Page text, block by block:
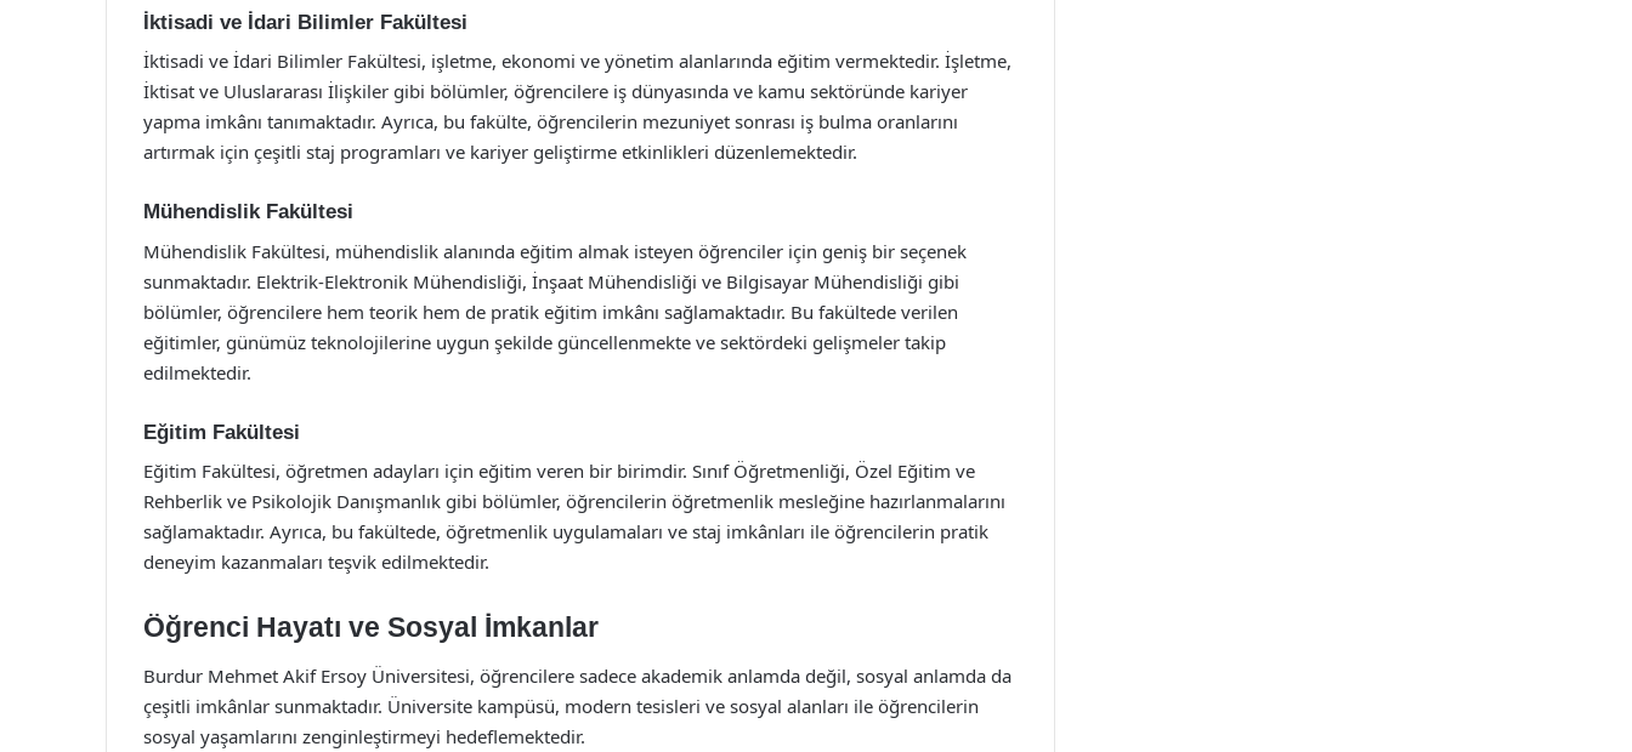
İktisadi ve İdari Bilimler Fakültesi
İktisadi ve İdari Bilimler Fakültesi, işletme, ekonomi ve yönetim alanlarında eğitim vermektedir. İşletme,
İktisat ve Uluslararası İlişkiler gibi bölümler, öğrencilere iş dünyasında ve kamu sektöründe kariyer
yapma imkânı tanımaktadır. Ayrıca, bu fakülte, öğrencilerin mezuniyet sonrası iş bulma oranlarını
artırmak için çeşitli staj programları ve kariyer geliştirme etkinlikleri düzenlemektedir.
Mühendislik Fakültesi
Mühendislik Fakültesi, mühendislik alanında eğitim almak isteyen öğrenciler için geniş bir seçenek
sunmaktadır. Elektrik-Elektronik Mühendisliği, İnşaat Mühendisliği ve Bilgisayar Mühendisliği gibi
bölümler, öğrencilere hem teorik hem de pratik eğitim imkânı sağlamaktadır. Bu fakültede verilen
eğitimler, günümüz teknolojilerine uygun şekilde güncellenmekte ve sektördeki gelişmeler takip
edilmektedir.
Eğitim Fakültesi
Eğitim Fakültesi, öğretmen adayları için eğitim veren bir birimdir. Sınıf Öğretmenliği, Özel Eğitim ve
Rehberlik ve Psikolojik Danışmanlık gibi bölümler, öğrencilerin öğretmenlik mesleğine hazırlanmalarını
sağlamaktadır. Ayrıca, bu fakültede, öğretmenlik uygulamaları ve staj imkânları ile öğrencilerin pratik
deneyim kazanmaları teşvik edilmektedir.
Öğrenci Hayatı ve Sosyal İmkanlar
Burdur Mehmet Akif Ersoy Üniversitesi, öğrencilere sadece akademik anlamda değil, sosyal anlamda da
çeşitli imkânlar sunmaktadır. Üniversite kampüsü, modern tesisleri ve sosyal alanları ile öğrencilerin
sosyal yaşamlarını zenginleştirmeyi hedeflemektedir.